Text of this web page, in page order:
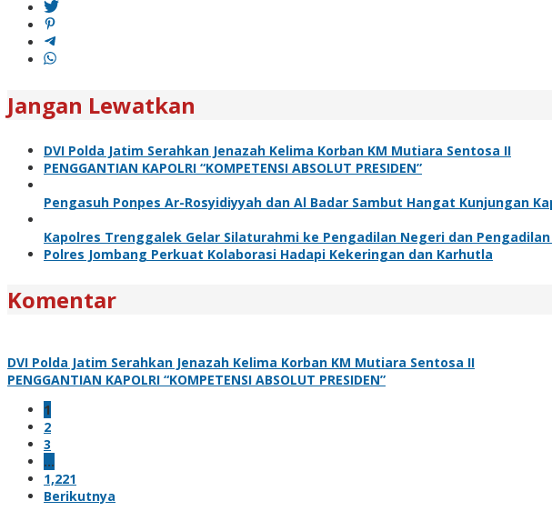
Jangan Lewatkan
DVI Polda Jatim Serahkan Jenazah Kelima Korban KM Mutiara Sentosa II
PENGGANTIAN KAPOLRI “KOMPETENSI ABSOLUT PRESIDEN”
Pengasuh Ponpes Ar-Rosyidiyyah dan Al Badar Sambut Hangat Kunjungan
Kapolres Trenggalek Gelar Silaturahmi ke Pengadilan Negeri dan
Polres Jombang Perkuat Kolaborasi Hadapi Kekeringan dan Karhutla
Komentar
DVI Polda Jatim Serahkan Jenazah Kelima Korban KM Mutiara Sentosa II
PENGGANTIAN KAPOLRI “KOMPETENSI ABSOLUT PRESIDEN”
1
2
3
…
1,221
Berikutnya